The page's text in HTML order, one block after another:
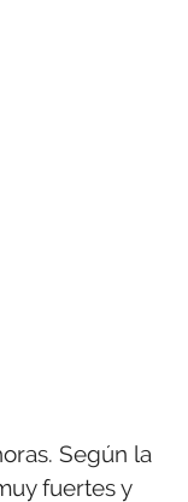
Según la
fuertes y